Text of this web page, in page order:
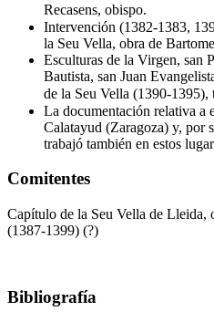
Recasens, obispo.
Intervención (1382-1383,
la Seu Vella, obra de
Esculturas de la Virgen, san
Bautista, san Juan
de la Seu Vella (1390-1395),
La documentación relativa a
Calatayud (Zaragoza) y, por
trabajó también en estos
Comitentes
Capítulo de la Seu Vella de Lleida,
(1387-1399) (?)
Bibliografía